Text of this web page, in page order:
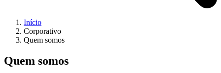
Início
Corporativo
Quem somos
Quem somos